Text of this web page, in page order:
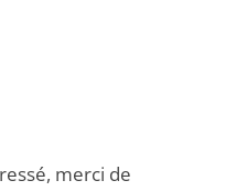
merci de